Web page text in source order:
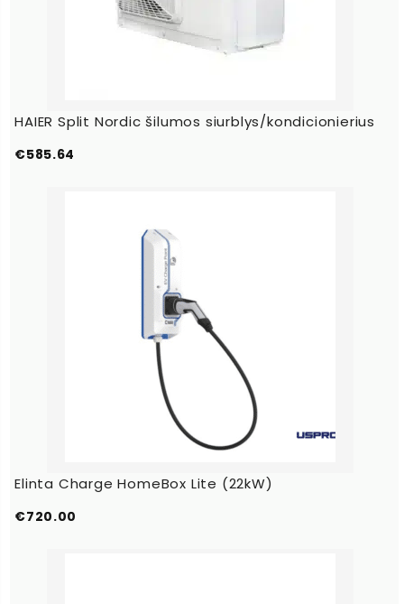
HAIER Split Nordic šilumos siurblys/kondicionierius
€585.64
Elinta Charge HomeBox Lite (22kW)
€720.00